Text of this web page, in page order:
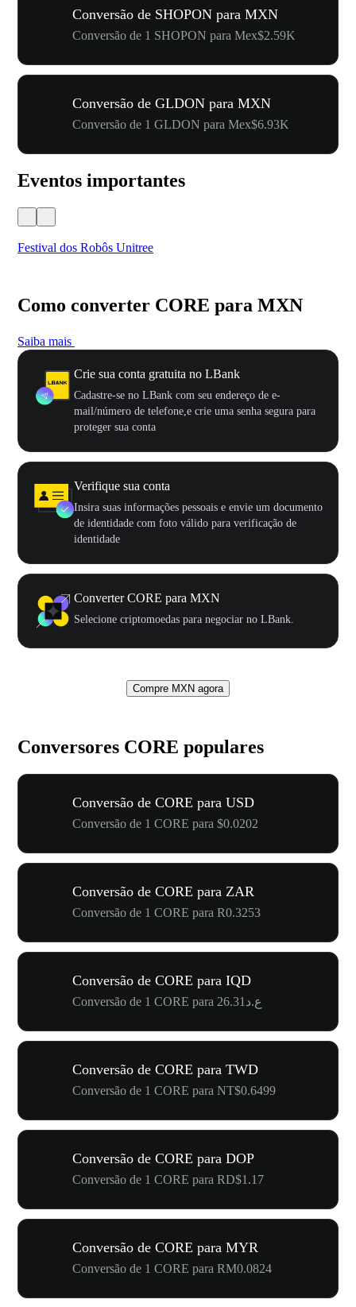
Conversão de SHOPON para MXN
Conversão de 1 SHOPON para Mex$2.59K
Conversão de GLDON para MXN
Conversão de 1 GLDON para Mex$6.93K
Eventos importantes
Festival dos Robôs Unitree
Como converter CORE para MXN
Saiba mais
Crie sua conta gratuita no LBank
Cadastre-se no LBank com seu endereço de e-
mail/número de telefone,e crie uma senha segura para
proteger sua conta
Verifique sua conta
Insira suas informações pessoais e envie um documento
de identidade com foto válido para verificação de
identidade
Converter CORE para MXN
Selecione criptomoedas para negociar no LBank.
Compre MXN agora
Conversores CORE populares
Conversão de CORE para USD
Conversão de 1 CORE para $0.0202
Conversão de CORE para ZAR
Conversão de 1 CORE para R0.3253
Conversão de CORE para IQD
Conversão de 1 CORE para ع.د26.31
Conversão de CORE para TWD
Conversão de 1 CORE para NT$0.6499
Conversão de CORE para DOP
Conversão de 1 CORE para RD$1.17
Conversão de CORE para MYR
Conversão de 1 CORE para RM0.0824